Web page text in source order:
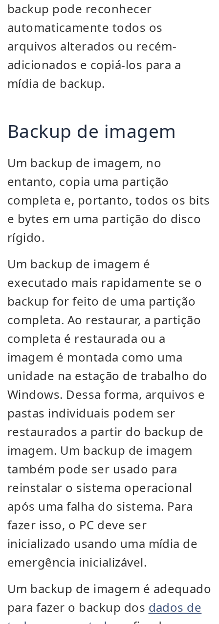
backup pode reconhecer
automaticamente todos os
arquivos alterados ou recém-
adicionados e copiá-los para a
mídia de backup.
Backup de imagem
Um backup de imagem, no
entanto, copia uma partição
completa e, portanto, todos os bits
e bytes em uma partição do disco
rígido.
Um backup de imagem é
executado mais rapidamente se o
backup for feito de uma partição
completa. Ao restaurar, a partição
completa é restaurada ou a
imagem é montada como uma
unidade na estação de trabalho do
Windows. Dessa forma, arquivos e
pastas individuais podem ser
restaurados a partir do backup de
imagem. Um backup de imagem
também pode ser usado para
reinstalar o sistema operacional
após uma falha do sistema. Para
fazer isso, o PC deve ser
inicializado usando uma mídia de
emergência inicializável.
Um backup de imagem é adequado
para fazer o backup dos dados de